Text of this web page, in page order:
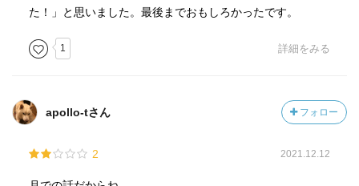
た！」と思いました。最後までおもしろかったです。
1 詳細をみる
apollo-tさん フォロー
2 2021.12.12